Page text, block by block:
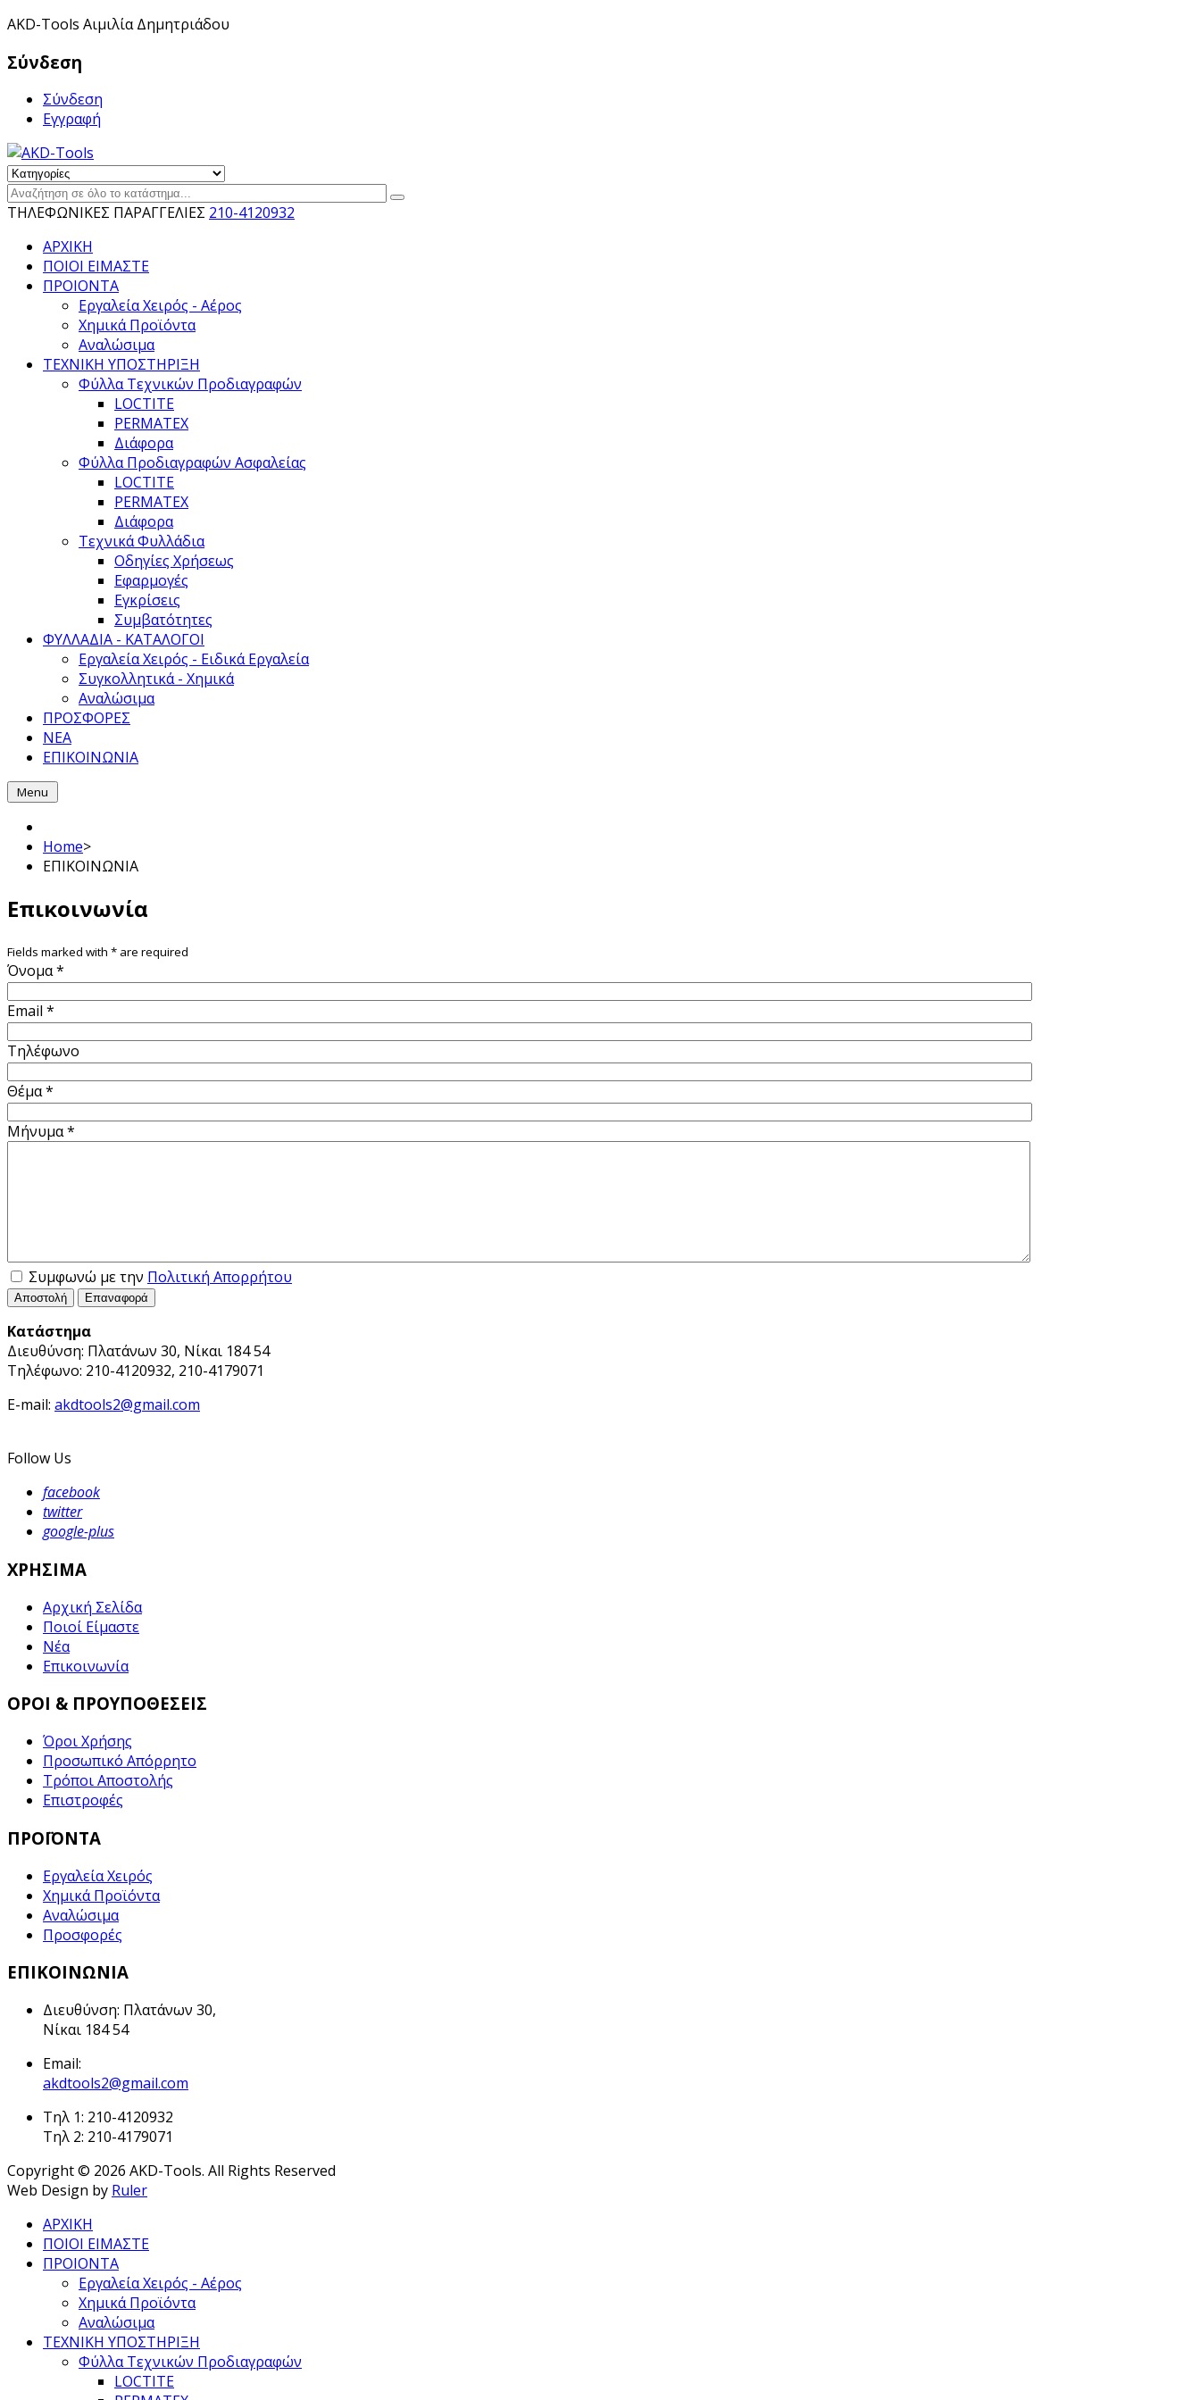
ΑKD-Tools Αιμιλία Δημητριάδου
Σύνδεση
Σύνδεση
Εγγραφή
ΤΗΛΕΦΩΝΙΚΕΣ ΠΑΡΑΓΓΕΛΙΕΣ 210-4120932
ΑΡΧΙΚΗ
ΠΟΙΟΙ ΕΙΜΑΣΤΕ
ΠΡΟΙΟΝΤΑ
Εργαλεία Χειρός - Αέρος
Χημικά Προϊόντα
Αναλώσιμα
ΤΕΧΝΙΚΗ ΥΠΟΣΤΗΡΙΞΗ
Φύλλα Τεχνικών Προδιαγραφών
LOCTITE
PERMATEX
Διάφορα
Φύλλα Προδιαγραφών Ασφαλείας
LOCTITE
PERMATEX
Διάφορα
Τεχνικά Φυλλάδια
Οδηγίες Χρήσεως
Εφαρμογές
Εγκρίσεις
Συμβατότητες
ΦΥΛΛΑΔΙΑ - ΚΑΤΑΛΟΓΟΙ
Εργαλεία Χειρός - Ειδικά Εργαλεία
Συγκολλητικά - Χημικά
Αναλώσιμα
ΠΡΟΣΦΟΡΕΣ
ΝΕΑ
ΕΠΙΚΟΙΝΩΝΙΑ
Menu
Home>
ΕΠΙΚΟΙΝΩΝΙΑ
Επικοινωνία
Fields marked with * are required
Όνομα*
Email *
Τηλέφωνο
Θέμα*
Μήνυμα*
Συμφωνώ με την Πολιτική Απορρήτου
Αποστολή Επαναφορά
Κατάστημα
Διευθύνση: Πλατάνων 30, Νίκαι 184 54
Τηλέφωνο: 210-4120932, 210-4179071
E-mail: akdtools2@gmail.com
Follow Us
facebook
twitter
google-plus
ΧΡΗΣΙΜΑ
Αρχική Σελίδα
Ποιοί Είμαστε
Νέα
Επικοινωνία
ΟΡΟΙ & ΠΡΟΥΠΟΘΕΣΕΙΣ
Όροι Χρήσης
Προσωπικό Απόρρητο
Τρόποι Αποστολής
Επιστροφές
ΠΡΟΪΟΝΤΑ
Εργαλεία Χειρός
Χημικά Προϊόντα
Αναλώσιμα
Προσφορές
ΕΠΙΚΟΙΝΩΝΙΑ
Διευθύνση: Πλατάνων 30,
Νίκαι 184 54
Email:
akdtools2@gmail.com
Τηλ 1: 210-4120932
Τηλ 2: 210-4179071
Copyright © 2026 AKD-Tools. All Rights Reserved
Web Design by Ruler
ΑΡΧΙΚΗ
ΠΟΙΟΙ ΕΙΜΑΣΤΕ
ΠΡΟΙΟΝΤΑ
Εργαλεία Χειρός - Αέρος
Χημικά Προϊόντα
Αναλώσιμα
ΤΕΧΝΙΚΗ ΥΠΟΣΤΗΡΙΞΗ
Φύλλα Τεχνικών Προδιαγραφών
LOCTITE